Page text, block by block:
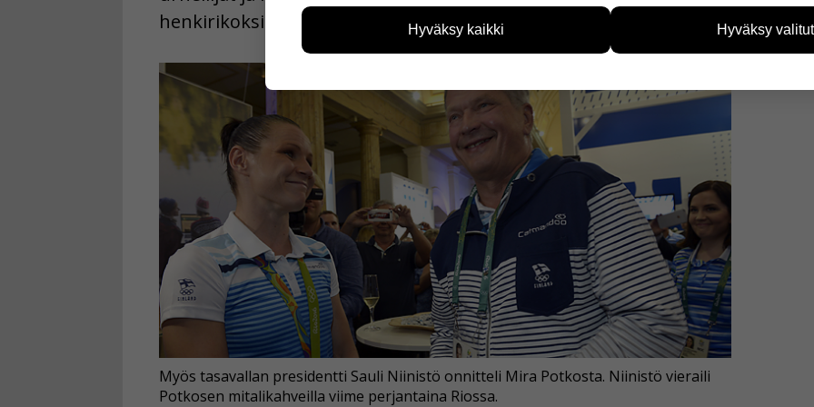
henkirikoksia.
Myös tasavallan presidentti Sauli Niinistö onnitteli Mira Potkosta. Niinistö vieraili
Potkosen mitalikahveilla viime perjantaina Riossa.
voimme kehittää sivustoamme vastaamaan paremmin käyttäjien tarpeita.
esimerkiksi kävijämääristä ja siitä, mitä sivuja käytetään ja miten sivuilla
kuitenkaan kerää henkilötietoja kuten nimiä, eikä tietoja voi yhdistää
Voit valita, hyväksytkö näiden evästeiden käytön.
Hyväksy kaikki Hyväksy valitut